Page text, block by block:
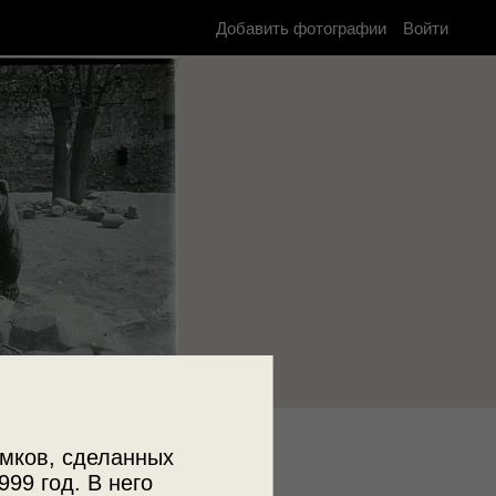
сделанных
год. В него
Добавить фотографии Войти
А. С. Пушкина